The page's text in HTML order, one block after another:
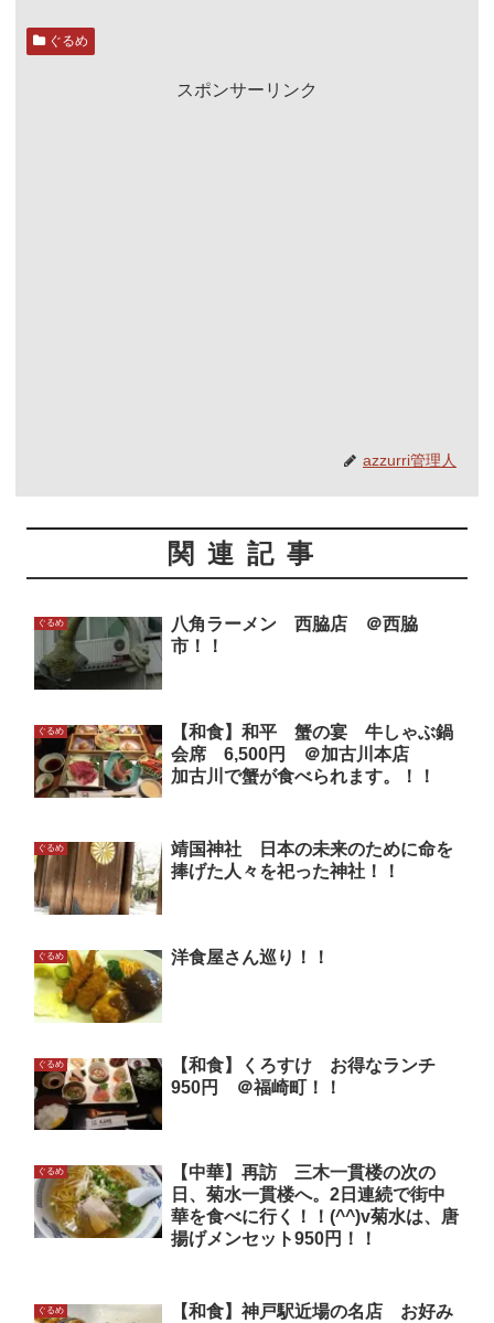
ぐるめ
スポンサーリンク
azzurri管理人
関連記事
ぐるめ
八角ラーメン 西脇店 ＠西脇
市！！
ぐるめ
【和食】和平 蟹の宴 牛しゃぶ鍋
会席 6,500円 ＠加古川本店
加古川で蟹が食べられます。！！
ぐるめ
靖国神社 日本の未来のために命を
捧げた人々を祀った神社！！
ぐるめ 洋食屋さん巡り！！
ぐるめ
【和食】くろすけ お得なランチ
950円 ＠福崎町！！
ぐるめ
【中華】再訪 三木一貫楼の次の
日、菊水一貫楼へ。2日連続で街中
華を食べに行く！！(^^)v菊水は、唐
揚げメンセット950円！！
ぐるめ
【和食】神戸駅近場の名店 お好み